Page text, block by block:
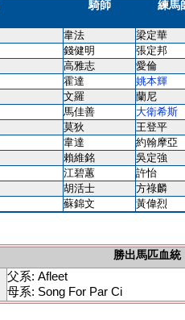
騎師 練馬
韋法 梁定華
錢健明 張定邦
高雅志 愛倫
霍達 姚本輝
文羅 蘭尼
馬佳善 大衛希斯
莫狄 王登平
韋達 約翰摩亞
賴維銘 吳定強
江碧蕙 許怡
胡活士 方祿麟
蘇錦文
黃偉烈
勝出馬匹血統
父系: Afleet
母系: Song For Par Ci